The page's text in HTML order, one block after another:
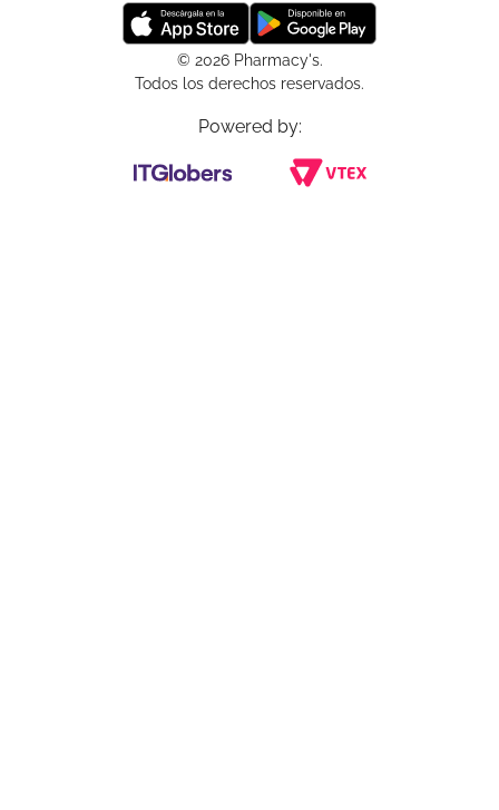
© 2026 Pharmacy's.
Todos los derechos reservados.
Powered by: